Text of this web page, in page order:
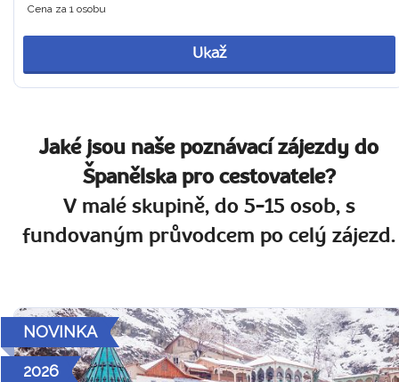
Cena za 1 osobu
Ukaž
Jaké jsou naše poznávací zájezdy do
Španělska pro cestovatele?
V malé skupině, do 5-15 osob, s
fundovaným průvodcem po celý zájezd.
NOVINKA
2026